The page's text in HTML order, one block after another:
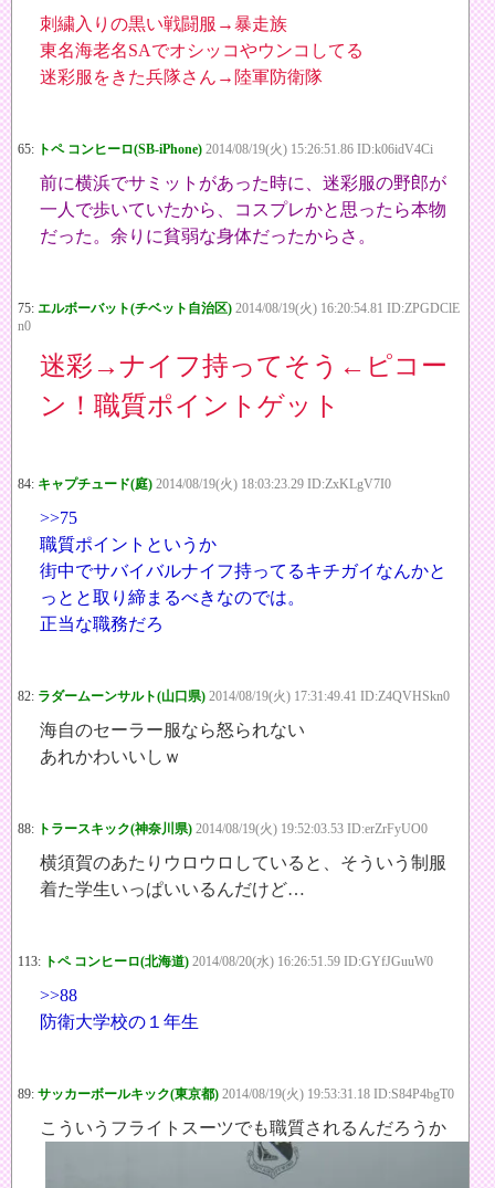
刺繍入りの黒い戦闘服→暴走族
東名海老名SAでオシッコやウンコしてる
迷彩服をきた兵隊さん→陸軍防衛隊
65: トペ コンヒーロ(SB-iPhone) 2014/08/19(火) 15:26:51.86 ID:k06idV4Ci
前に横浜でサミットがあった時に、迷彩服の野郎が
一人で歩いていたから、コスプレかと思ったら本物
だった。余りに貧弱な身体だったからさ。
75: エルボーバット(チベット自治区) 2014/08/19(火) 16:20:54.81 ID:ZPGDClE
n0
迷彩→ナイフ持ってそう←ピコー
ン！職質ポイントゲット
84: キャプチュード(庭) 2014/08/19(火) 18:03:23.29 ID:ZxKLgV7I0
>>75
職質ポイントというか
街中でサバイバルナイフ持ってるキチガイなんかと
っとと取り締まるべきなのでは。
正当な職務だろ
82: ラダームーンサルト(山口県) 2014/08/19(火) 17:31:49.41 ID:Z4QVHSkn0
海自のセーラー服なら怒られない
あれかわいいしｗ
88: トラースキック(神奈川県) 2014/08/19(火) 19:52:03.53 ID:erZrFyUO0
横須賀のあたりウロウロしていると、そういう制服
着た学生いっぱいいるんだけど…
113: トペ コンヒーロ(北海道) 2014/08/20(水) 16:26:51.59 ID:GYfJGuuW0
>>88
防衛大学校の１年生
89: サッカーボールキック(東京都) 2014/08/19(火) 19:53:31.18 ID:S84P4bgT0
こういうフライトスーツでも職質されるんだろうか